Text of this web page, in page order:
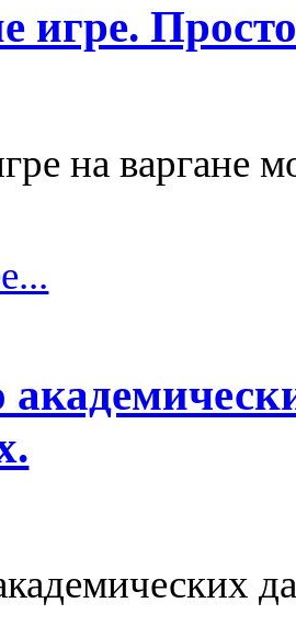
игре.
на варгане